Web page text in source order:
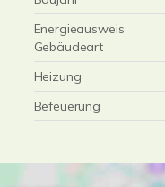
Energieausweis
Gebäudeart
Heizung
Befeuerung